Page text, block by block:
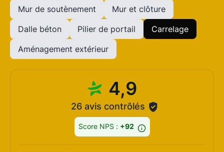
Mur de soutènement
Mur et clôture
Dalle béton
Pilier de portail
Carrelage
Aménagement extérieur
4,9
26 avis contrôlés
Score NPS : +92